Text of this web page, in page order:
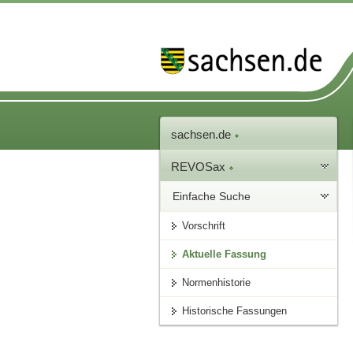
sachsen.de
REVOSax
Einfache Suche
Vorschrift
Aktuelle Fassung
Normenhistorie
Historische Fassungen